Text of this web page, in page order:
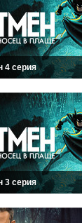
4 серия
3 серия